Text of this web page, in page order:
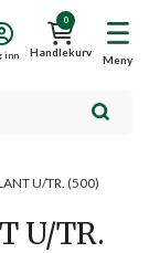
Meny
0
Handlekurv
inn
U/TR. (500)
U/TR.